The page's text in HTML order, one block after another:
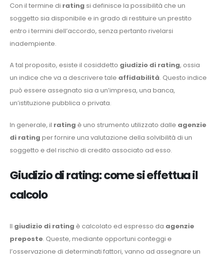
Con il termine di rating si definisce la possibilità che un
soggetto sia disponibile e in grado di restituire un prestito
entro i termini dell’accordo, senza pertanto rivelarsi
inadempiente.
A tal proposito, esiste il cosiddetto giudizio di rating, ossia
un indice che va a descrivere tale affidabilità. Questo indice
può essere assegnato sia a un’impresa, una banca,
un’istituzione pubblica o privata.
In generale, il rating è uno strumento utilizzato dalle agenzie
di rating per fornire una valutazione della solvibilità di un
soggetto e del rischio di credito associato ad esso.
Giudizio di rating: come si effettua il
calcolo
Il giudizio di rating è calcolato ed espresso da agenzie
preposte. Queste, mediante opportuni conteggi e
l’osservazione di determinati fattori, vanno ad assegnare un